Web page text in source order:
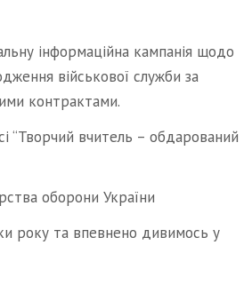
інформаційна кампанія щодо
військової служби за
контрактами.
“Творчий вчитель – обдарований
оборони України
року та впевнено дивимось у